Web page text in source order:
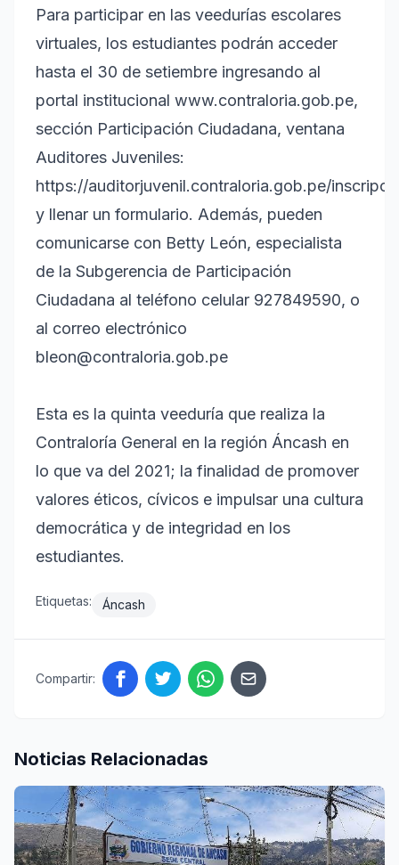
Para participar en las veedurías escolares
virtuales, los estudiantes podrán acceder
hasta el 30 de setiembre ingresando al
portal institucional www.contraloria.gob.pe,
sección Participación Ciudadana, ventana
Auditores Juveniles:
https://auditorjuvenil.contraloria.gob.pe/
y llenar un formulario. Además, pueden
comunicarse con Betty León, especialista
de la Subgerencia de Participación
Ciudadana al teléfono celular 927849590, o
al correo electrónico
bleon@contraloria.gob.pe
Esta es la quinta veeduría que realiza la
Contraloría General en la región Áncash en
lo que va del 2021; la finalidad de promover
valores éticos, cívicos e impulsar una cultura
democrática y de integridad en los
estudiantes.
Etiquetas: Áncash
Compartir:
Noticias Relacionadas